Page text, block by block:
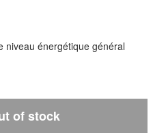
niveau énergétique général
of stock